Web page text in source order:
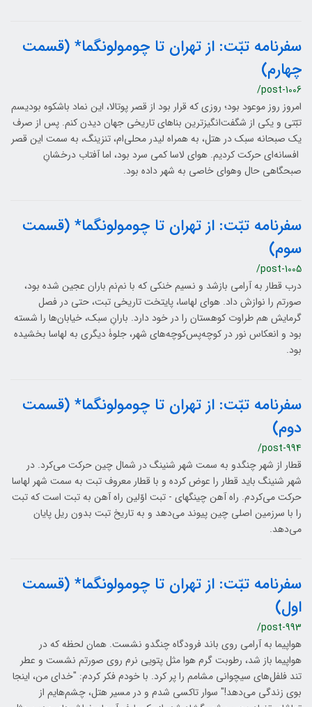
سفرنامه تبّت: از تهران تا چومولونگما* (قسمت
چهارم)
/post-1006
امروز روز موعود بود؛ روزی که قرار بود از قصر پوتالا، این نماد باشکوه بودیسم
تبّتی و یکی از شگفت‌انگیزترین بناهای تاریخی جهان دیدن کنم. پس از صرف
یک صبحانه سبک در هتل، به همراه لیدر محلی‌ام، تنزینگ، به سمت این قصر
افسانه‌ای حرکت کردیم. هوای لاسا کمی سرد بود، اما آفتاب درخشانِ
صبحگاهی حال وهوای خاصی به شهر داده بود.
سفرنامه تبّت: از تهران تا چومولونگما* (قسمت
سوم)
/post-1005
درب قطار به آرامی بازشد و نسیم خنکی که با نم‌نم باران عجین شده بود،
صورتم را نوازش داد. هوای لهاسا، پایتخت تاریخی تبت، حتی در فصل
گرمایش هم طراوت کوهستان را در خود دارد. بارانِ سبک، خیابان‌ها را شسته
بود و انعکاس نور در کوچه‌پس‌کوچه‌های شهر، جلوۀ دیگری به لهاسا بخشیده
بود.
سفرنامه تبّت: از تهران تا چومولونگما* (قسمت
دوم)
/post-994
قطار از شهر چنگدو به سمت شهر شنینگ در شمال چین حرکت می‌کرد. در
شهر شنینگ باید قطار را عوض کرده و با قطار معروف تبت به سمت شهر لهاسا
حرکت می‌کردم. راه آهن چینگهای - تبت اوّلین راه آهن به تبت است که تبت
را با سرزمین اصلی چین پیوند می‌دهد و به تاریخ تبت بدون ریل پایان
می‌دهد.
سفرنامه تبّت: از تهران تا چومولونگما* (قسمت
اول)
/post-993
هواپیما به آرامی روی باند فرودگاه چنگدو نشست. همان لحظه که در
هواپیما باز شد، رطوبت گرم هوا مثل پتویی نرم روی صورتم نشست و عطر
تند فلفل‌های سیچوانی مشامم را پر کرد. با خودم فکر کردم: "خدای من، اینجا
بوی زندگی می‌دهد!" سوار تاکسی شدم و در مسیر هتل، چشم‌هایم از